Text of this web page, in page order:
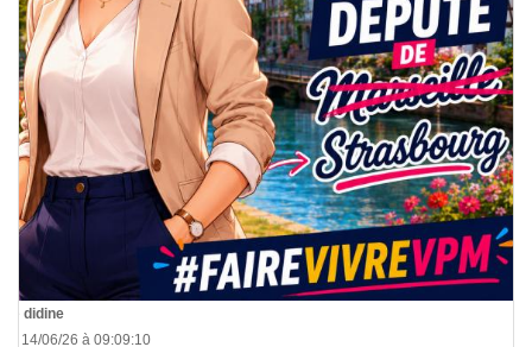
didine
Le 14/06/26 à 09:09:10